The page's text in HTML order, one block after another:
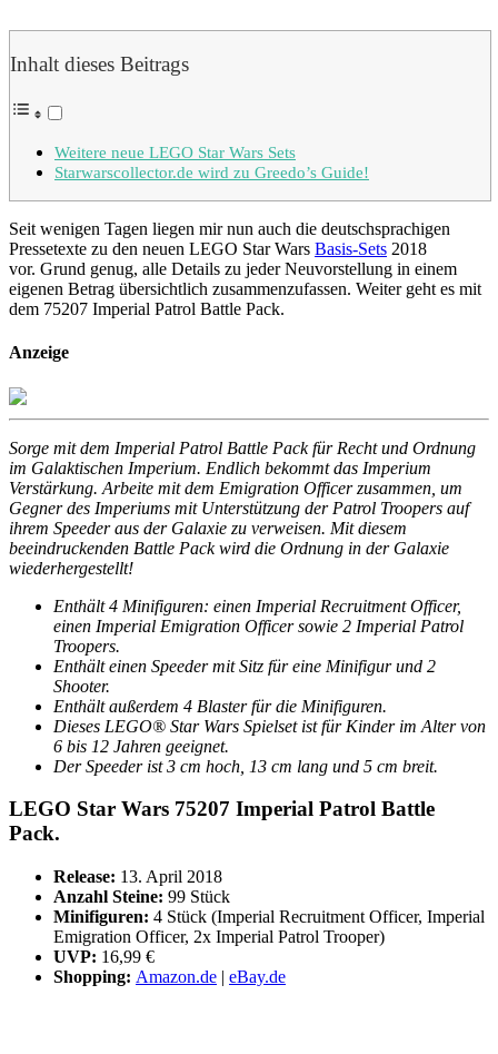
Inhalt dieses Beitrags
Weitere neue LEGO Star Wars Sets
Starwarscollector.de wird zu Greedo’s Guide!
Seit wenigen Tagen liegen mir nun auch die deutschsprachigen
Pressetexte zu den neuen LEGO Star Wars Basis-Sets 2018
vor. Grund genug, alle Details zu jeder Neuvorstellung in einem
eigenen Betrag übersichtlich zusammenzufassen. Weiter geht es mit
dem 75207 Imperial Patrol Battle Pack.
Anzeige
Sorge mit dem Imperial Patrol Battle Pack für Recht und Ordnung
im Galaktischen Imperium. Endlich bekommt das Imperium
Verstärkung. Arbeite mit dem Emigration Officer zusammen, um
Gegner des Imperiums mit Unterstützung der Patrol Troopers auf
ihrem Speeder aus der Galaxie zu verweisen. Mit diesem
beeindruckenden Battle Pack wird die Ordnung in der Galaxie
wiederhergestellt!
Enthält 4 Minifiguren: einen Imperial Recruitment Officer,
einen Imperial Emigration Officer sowie 2 Imperial Patrol
Troopers.
Enthält einen Speeder mit Sitz für eine Minifigur und 2
Shooter.
Enthält außerdem 4 Blaster für die Minifiguren.
Dieses LEGO® Star Wars Spielset ist für Kinder im Alter von
6 bis 12 Jahren geeignet.
Der Speeder ist 3 cm hoch, 13 cm lang und 5 cm breit.
LEGO Star Wars 75207 Imperial Patrol Battle
Pack.
Release: 13. April 2018
Anzahl Steine: 99 Stück
Minifiguren: 4 Stück (Imperial Recruitment Officer, Imperial
Emigration Officer, 2x Imperial Patrol Trooper)
UVP: 16,99 €
Shopping: Amazon.de | eBay.de